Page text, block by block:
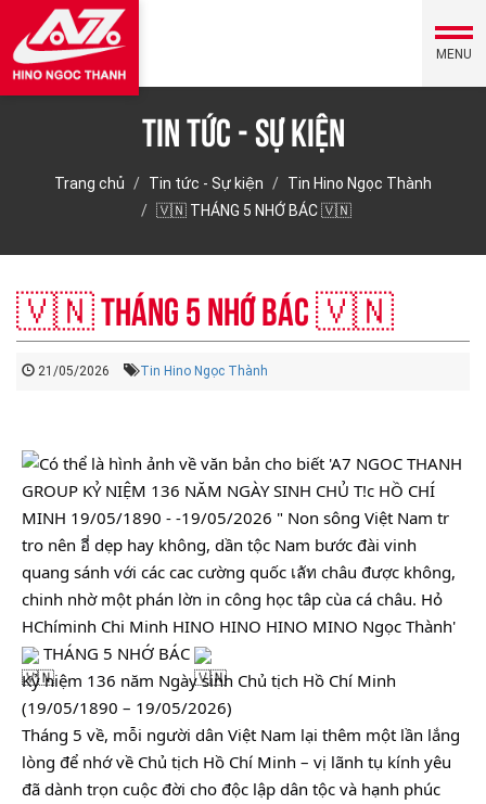
MENU
Tin tức - Sự kiện
Trang chủ Tin tức - Sự kiện
Tin Hino Ngọc Thành
🇻🇳 THÁNG 5 NHỚ BÁC 🇻🇳
🇻🇳 THÁNG 5 NHỚ BÁC 🇻🇳
21/05/2026 Tin Hino Ngọc Thành
THÁNG 5 NHỚ BÁC
Kỷ niệm 136 năm Ngày sinh Chủ tịch Hồ Chí Minh
(19/05/1890 – 19/05/2026)
Tháng 5 về, mỗi người dân Việt Nam lại thêm một lần lắng
lòng để nhớ về Chủ tịch Hồ Chí Minh – vị lãnh tụ kính yêu
đã dành trọn cuộc đời cho độc lập dân tộc và hạnh phúc